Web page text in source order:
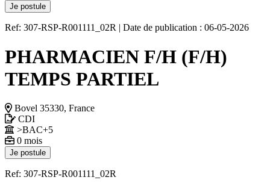
Je postule
Ref: 307-RSP-R001111_02R | Date de publication : 06-05-2026
PHARMACIEN F/H (F/H)
TEMPS PARTIEL
Bovel 35330, France
CDI
>BAC+5
0 mois
Je postule
Ref: 307-RSP-R001111_02R